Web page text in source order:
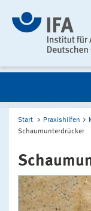
Start Praxishilfen
Schaumunterdrücker